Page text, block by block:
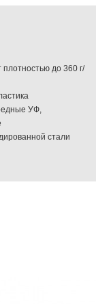
до 360 г/
УФ,
стали